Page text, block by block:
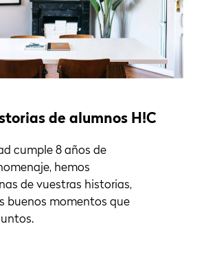
de alumnos H!C
cumple 8 años de
hemos
de vuestras historias,
buenos momentos que